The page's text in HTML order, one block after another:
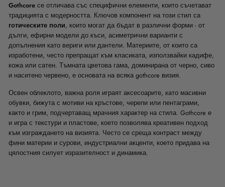
Gothcore се отличава със специфични елементи, които съчетават
традицията с модерността. Ключов компонент на този стил са
готическите поли, които могат да бъдат в различни форми - от
дълги, ефирни модели до къси, асиметрични варианти с
допълнения като вериги или дантели. Материите, от които са
изработени, често препращат към класиката, използвайки кадифе,
кожа или сатен. Тъмната цветова гама, доминирана от черно, сиво
и наситено червено, е основата на всяка gothcore визия.
Освен облеклото, важна роля играят аксесоарите, като масивни
обувки, бижута с мотиви на кръстове, черепи или пентаграми,
както и грим, подчертаващ мрачния характер на стила. Gothcore е
и игра с текстури и пластове, което позволява креативен подход
към изграждането на визията. Често се среща контраст между
фини материи и сурови, индустриални акценти, което придава на
цялостния силует изразителност и динамика.